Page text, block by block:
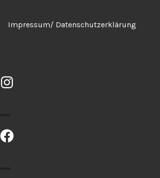
Impressum/ Datenschutzerklärung
Instagram
Facebook